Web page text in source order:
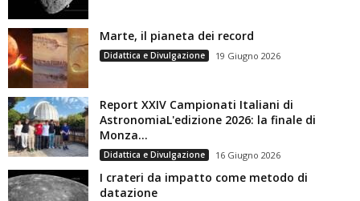
Marte, il pianeta dei record
Didattica e Divulgazione 19 Giugno 2026
Report XXIV Campionati Italiani di
AstronomiaL'edizione 2026: la finale di
Monza...
Didattica e Divulgazione 16 Giugno 2026
I crateri da impatto come metodo di
datazione